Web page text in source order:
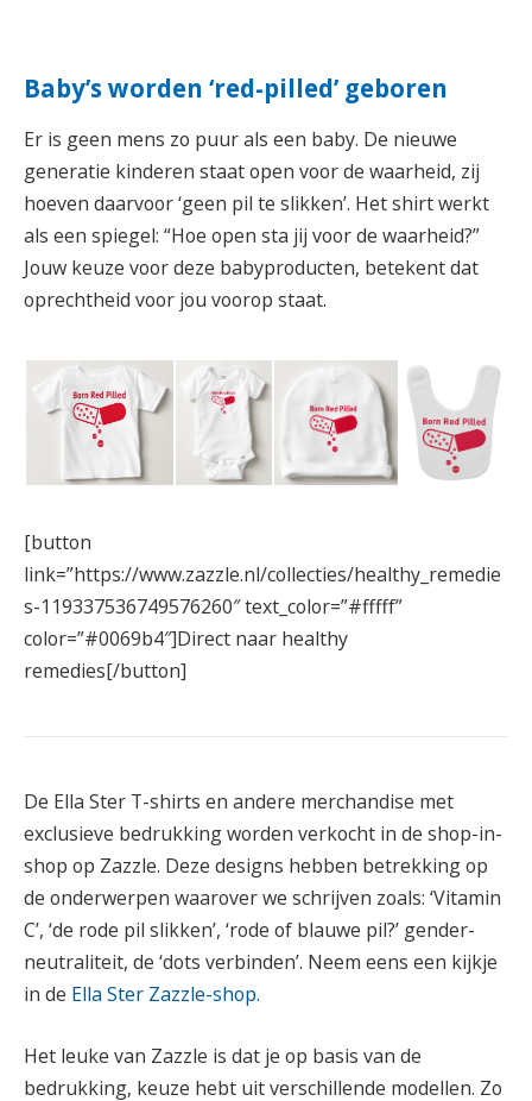
Baby’s worden ‘red-pilled’ geboren
Er is geen mens zo puur als een baby. De nieuwe
generatie kinderen staat open voor de waarheid, zij
hoeven daarvoor ‘geen pil te slikken’. Het shirt werkt
als een spiegel: “Hoe open sta jij voor de waarheid?”
Jouw keuze voor deze babyproducten, betekent dat
oprechtheid voor jou voorop staat.
[button
link=”https://www.zazzle.nl/collecties/healthy_remedie
s-119337536749576260″ text_color=”#fffff”
color=”#0069b4″]Direct naar healthy
remedies[/button]
De Ella Ster T-shirts en andere merchandise met
exclusieve bedrukking worden verkocht in de shop-in-
shop op Zazzle. Deze designs hebben betrekking op
de onderwerpen waarover we schrijven zoals: ‘Vitamin
C’, ‘de rode pil slikken’, ‘rode of blauwe pil?’ gender-
neutraliteit, de ‘dots verbinden’. Neem eens een kijkje
in de Ella Ster Zazzle-shop.
Het leuke van Zazzle is dat je op basis van de
bedrukking, keuze hebt uit verschillende modellen. Zo